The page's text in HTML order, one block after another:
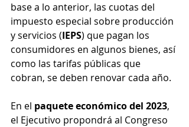
base a lo anterior, las cuotas del
impuesto especial sobre producción
y servicios (IEPS) que pagan los
consumidores en algunos bienes, así
como las tarifas públicas que
cobran, se deben renovar cada año.
En el paquete económico del 2023,
el Ejecutivo propondrá al Congreso